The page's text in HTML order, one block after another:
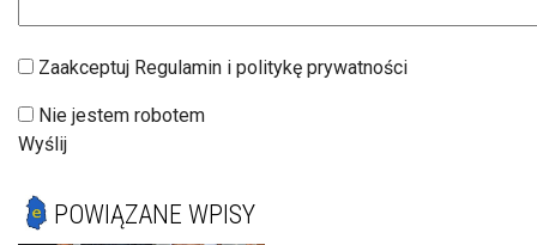
Zaakceptuj Regulamin i politykę prywatności
Nie jestem robotem
Wyślij
POWIĄZANE WPISY